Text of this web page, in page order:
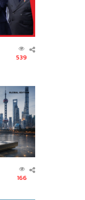
539
166